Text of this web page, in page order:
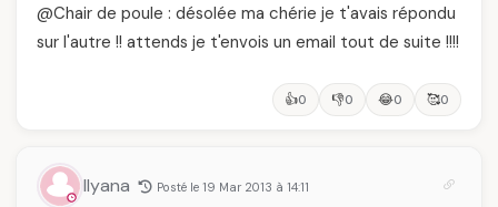
@Chair de poule : désolée ma chérie je t'avais répondu
sur l'autre !! attends je t'envois un email tout de suite !!!!
👍0 👎0 😂0 🥰0
Ilyana Posté le 19 Mar 2013 à 14:11